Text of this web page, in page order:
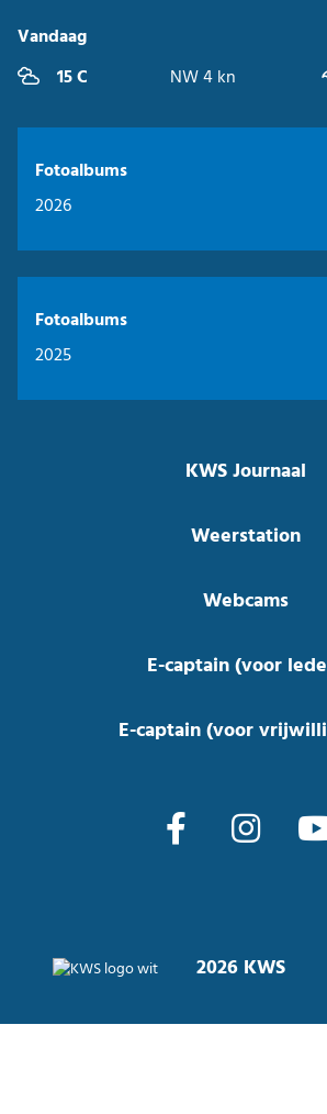
Vandaag
15 C
NW 4 kn
Fotoalbums
2026
Fotoalbums
2025
KWS Journaal
Weerstation
Webcams
E-captain (voor
E-captain (voor
2026 KWS